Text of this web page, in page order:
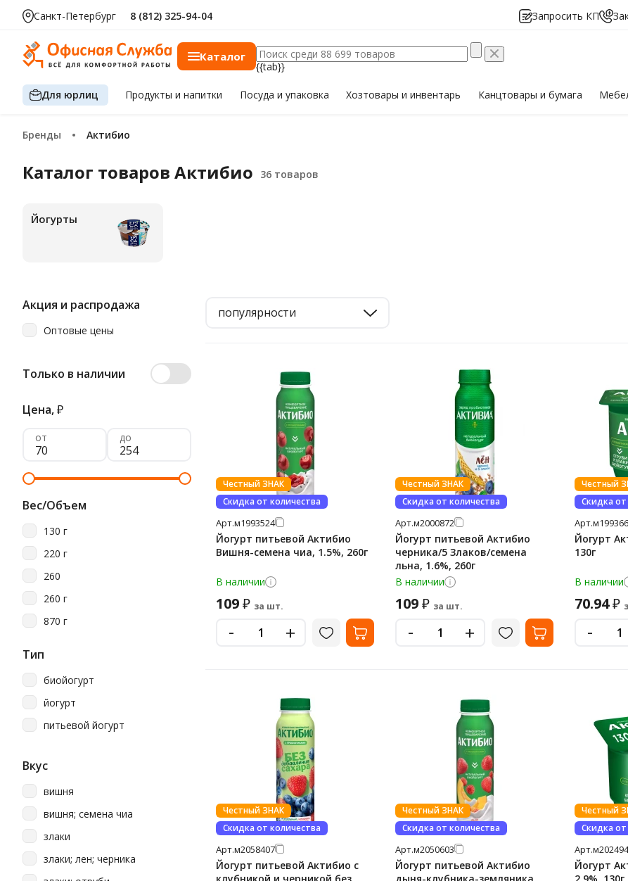
Санкт-Петербург 8 (812) 325-94-04 Запросить КП
Каталог
{{tab}}
Для юрлиц Продуктыи напитки Посуда и упаковка Хозтоварыи инвентарь Канцтовары и бумага
Бренды Актибио
Каталог товаров Актибио
Йогурты
Акция и распродажа
Оптовые цены
Только в наличии
Цена,₽
от до
Вес/Объем
130 г
220 г
260
260 г
870 г
Тип
биойогурт
йогурт
питьевой йогурт
Вкус
вишня
вишня; семена чиа
злаки
злаки; лен; черника
популярности
Честный ЗНАК
Скидка от количества
Арт.м1993524
Йогурт питьевой Актибио
Вишня-семена чиа, 1.5%, 260г
В наличии
109₽ за шт.
- +
Честный ЗНАК
Скидка от количества
Арт.м2000872
Йогурт питьевой Актибио
черника/5 Злаков/семена
льна, 1.6%, 260г
В наличии
109₽ за шт.
- +
Честный
Скидка от
Арт.
Йогурт
130г
В наличии
70.94₽
-
Честный ЗНАК
Скидка от количества
Арт.м2058407
Йогурт питьевой Актибио с
Честный ЗНАК
Скидка от количества
Арт.м2050603
Йогурт питьевой Актибио
Честный
Скидка от
Арт.
Йогурт